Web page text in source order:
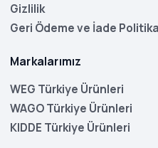
Gizlilik
Geri Ödeme ve İade
Markalarımız
WEG Türkiye Ürünleri
WAGO Türkiye Ürünleri
KIDDE Türkiye Ürünleri